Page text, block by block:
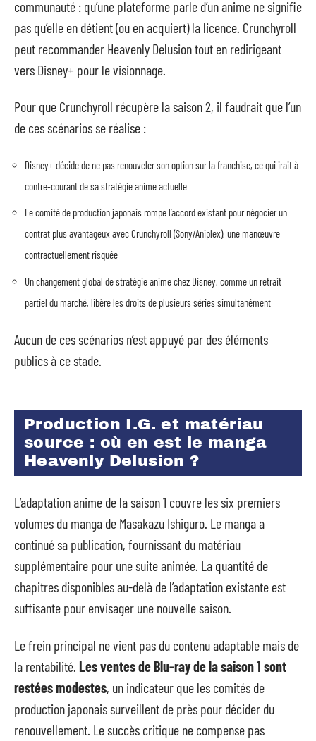
communauté : qu’une plateforme parle d’un anime ne signifie
pas qu’elle en détient (ou en acquiert) la licence. Crunchyroll
peut recommander Heavenly Delusion tout en redirigeant
vers Disney+ pour le visionnage.
Pour que Crunchyroll récupère la saison 2, il faudrait que l’un
de ces scénarios se réalise :
Disney+ décide de ne pas renouveler son option sur la franchise, ce qui irait à
contre-courant de sa stratégie anime actuelle
Le comité de production japonais rompe l’accord existant pour négocier un
contrat plus avantageux avec Crunchyroll (Sony/Aniplex), une manœuvre
contractuellement risquée
Un changement global de stratégie anime chez Disney, comme un retrait
partiel du marché, libère les droits de plusieurs séries simultanément
Aucun de ces scénarios n’est appuyé par des éléments
publics à ce stade.
Production I.G. et matériau
source : où en est le manga
Heavenly Delusion ?
L’adaptation anime de la saison 1 couvre les six premiers
volumes du manga de Masakazu Ishiguro. Le manga a
continué sa publication, fournissant du matériau
supplémentaire pour une suite animée. La quantité de
chapitres disponibles au-delà de l’adaptation existante est
suffisante pour envisager une nouvelle saison.
Le frein principal ne vient pas du contenu adaptable mais de
la rentabilité. Les ventes de Blu-ray de la saison 1 sont
restées modestes, un indicateur que les comités de
production japonais surveillent de près pour décider du
renouvellement. Le succès critique ne compense pas